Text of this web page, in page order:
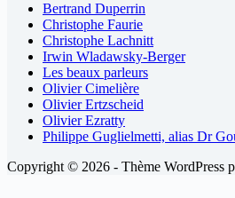
Bertrand Duperrin
Christophe Faurie
Christophe Lachnitt
Irwin Wladawsky-Berger
Les beaux parleurs
Olivier Cimelière
Olivier Ertzscheid
Olivier Ezratty
Philippe Guglielmetti, alias Dr
Copyright © 2026 - Thème WordPress